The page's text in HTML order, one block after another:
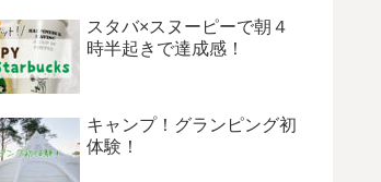
スタバ×スヌーピーで朝４
時半起きで達成感！
キャンプ！グランピング初
体験！